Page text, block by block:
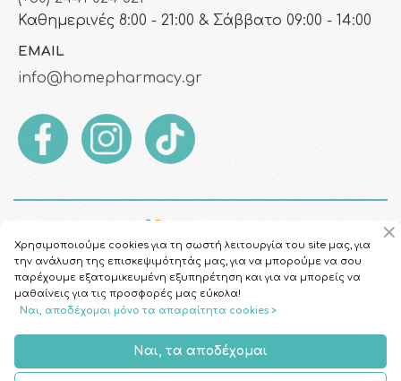
Καθημερινές 8:00 - 21:00 & Σάββατο 09:00 - 14:00
EMAIL
info@homepharmacy.gr
Χρησιμοποιούμε cookies για τη σωστή λειτουργία του site μας, για
την ανάλυση της επισκεψιμότητάς μας, για να μπορούμε να σου
παρέχουμε εξατομικευμένη εξυπηρέτηση και για να μπορείς να
μαθαίνεις για τις προσφορές μας εύκολα!
Ναι, αποδέχομαι μόνο τα απαραίτητα cookies >
Ναι, τα αποδέχομαι